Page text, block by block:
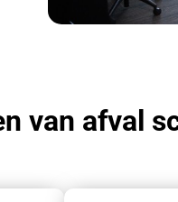
van afval